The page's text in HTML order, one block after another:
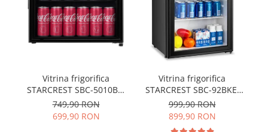
Vitrina frigorifica
STARCREST SBC-5010BK,
46 L, Control
temperatura, Usa sticla,
H 48.8 cm, Negru
749,90 RON
699,90 RON
Vitrina frigorifica
STARCREST SBC-92BKE,
93 L, Control
temperatura, Usa sticla,
H 83.2 cm, Negru
999,90 RON
899,90 RON